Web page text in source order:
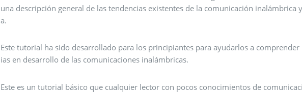
una descripción general de las tendencias existentes de la comunicación inalámbrica
a.
Este tutorial ha sido desarrollado para los principiantes para ayudarlos a
ias en desarrollo de las comunicaciones inalámbricas.
Este es un tutorial básico que cualquier lector con pocos conocimientos de